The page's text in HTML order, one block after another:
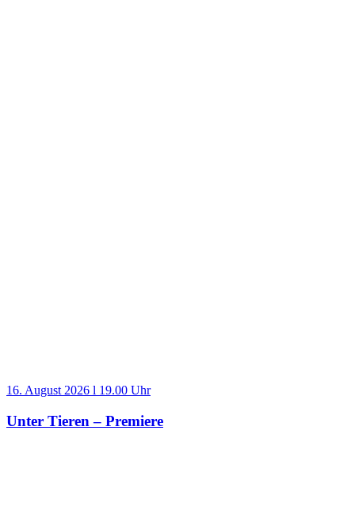
16. August 2026 l 19.00 Uhr
Unter Tieren – Premiere